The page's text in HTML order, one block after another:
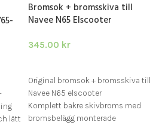
lätt
Bromsok + bromsskiva till
Navee N65 Elscooter
345.00 kr
Original bromsok + bromsskiva till
Navee N65 elscooter
Komplett bakre skivbroms med
bromsbelägg monterade